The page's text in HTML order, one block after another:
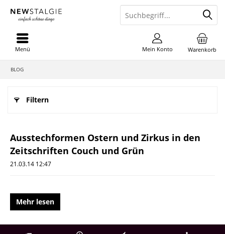
Warenkorb
Mein Konto
Menü
BLOG
Filtern
Ausstechformen Ostern und Zirkus in den
Zeitschriften Couch und Grün
21.03.14 12:47
Mehr lesen